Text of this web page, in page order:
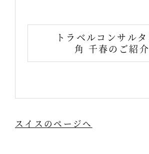
トラベルコンサルタ
角 千春のご紹介
スイスのページへ